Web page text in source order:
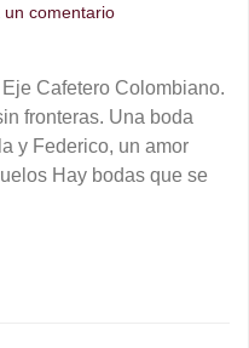
un comentarioen
oeste.
Cafetero Colombiano.
fronteras. Una boda
y Federico, un amor
Hay bodas que se